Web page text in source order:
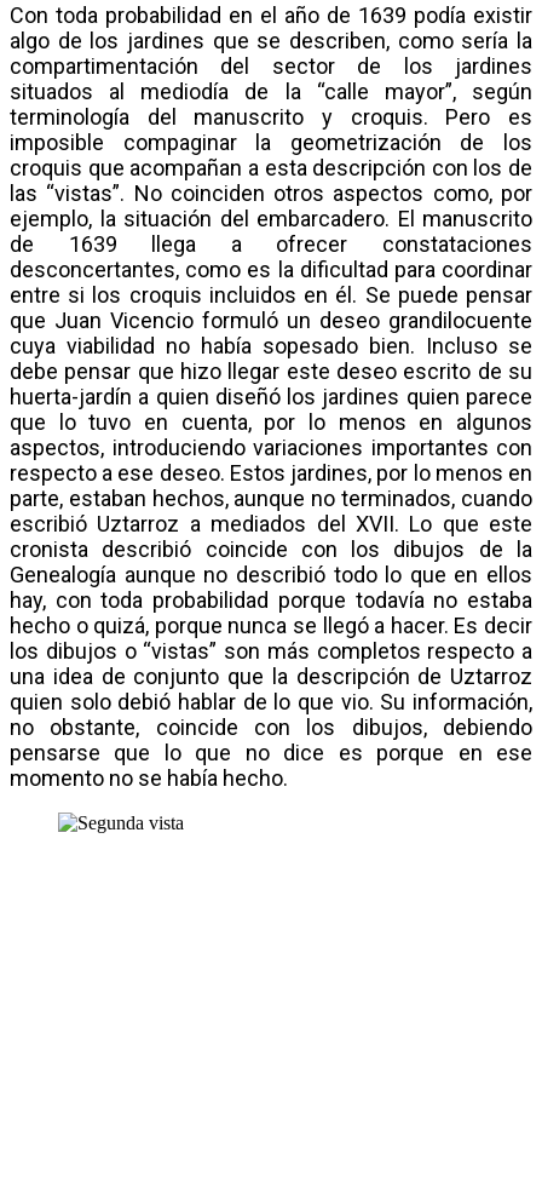
Con toda probabilidad en el año de 1639 podía existir
algo de los jardines que se describen, como sería la
compartimentación del sector de los jardines
situados al mediodía de la “calle mayor”, según
terminología del manuscrito y croquis. Pero es
imposible compaginar la geometrización de los
croquis que acompañan a esta descripción con los de
las “vistas”. No coinciden otros aspectos como, por
ejemplo, la situación del embarcadero. El manuscrito
de 1639 llega a ofrecer constataciones
desconcertantes, como es la dificultad para coordinar
entre si los croquis incluidos en él. Se puede pensar
que Juan Vicencio formuló un deseo grandilocuente
cuya viabilidad no había sopesado bien. Incluso se
debe pensar que hizo llegar este deseo escrito de su
huerta-jardín a quien diseñó los jardines quien parece
que lo tuvo en cuenta, por lo menos en algunos
aspectos, introduciendo variaciones importantes con
respecto a ese deseo. Estos jardines, por lo menos en
parte, estaban hechos, aunque no terminados, cuando
escribió Uztarroz a mediados del XVII. Lo que este
cronista describió coincide con los dibujos de la
Genealogía aunque no describió todo lo que en ellos
hay, con toda probabilidad porque todavía no estaba
hecho o quizá, porque nunca se llegó a hacer. Es decir
los dibujos o “vistas” son más completos respecto a
una idea de conjunto que la descripción de Uztarroz
quien solo debió hablar de lo que vio. Su información,
no obstante, coincide con los dibujos, debiendo
pensarse que lo que no dice es porque en ese
momento no se había hecho.